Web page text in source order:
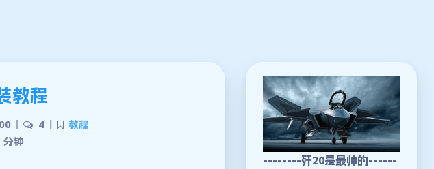
--------歼20是最帅的------
教程
4
教程
分钟